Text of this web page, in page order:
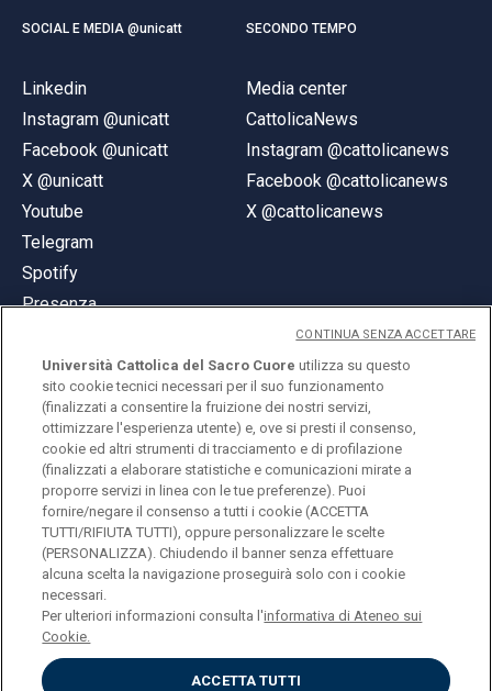
SOCIAL E MEDIA @unicatt
Linkedin
Instagram @unicatt
Facebook @unicatt
X @unicatt
Youtube
Telegram
Spotify
Presenza
SECONDO TEMPO
Media center
CattolicaNews
Instagram @cattolicanews
Facebook @cattolicanews
X @cattolicanews
© Università Cattolica del Sacro Cuore
Largo A. Gemelli 1, 20123 Milano
PI 02133120150
ENGLISH
Università Cattolica del Sacro Cuore utilizza su questo
sito cookie tecnici necessari per il suo funzionamento
(finalizzati a consentire la fruizione dei nostri servizi,
ottimizzare l'esperienza utente) e, ove si presti il consenso,
cookie ed altri strumenti di tracciamento e di profilazione
(finalizzati a elaborare statistiche e comunicazioni mirate a
proporre servizi in linea con le tue preferenze). Puoi
fornire/negare il consenso a tutti i cookie (ACCETTA
TUTTI/RIFIUTA TUTTI), oppure personalizzare le scelte
(PERSONALIZZA). Chiudendo il banner senza effettuare
alcuna scelta la navigazione proseguirà solo con i cookie
necessari.
Per ulteriori informazioni consulta l'informativa di Ateneo sui
Cookie.
ACCETTA TUTTI
CONTINUA SENZA ACCETTARE